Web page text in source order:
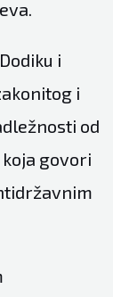
i
i
od
govori